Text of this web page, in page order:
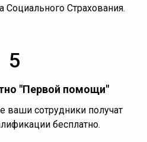
Социального Страхования.
5
"Первой помощи"
ваши сотрудники получат
бесплатно.